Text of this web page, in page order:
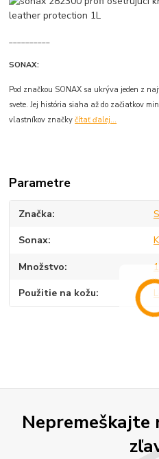
SONAX:
Pod značkou SONAX sa ukrýva jeden z
svete. Jej história siaha až do začiatkov
vlastníkov značkyčítať ďalej...
Parametre
Značka
Sonax
Množstvo
Použitie na kožu
Nepremeškajte